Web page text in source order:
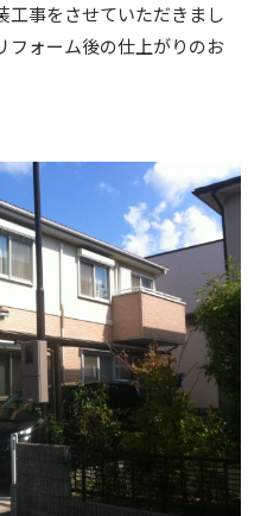
工事をさせていただきまし
フォーム後の仕上がりのお